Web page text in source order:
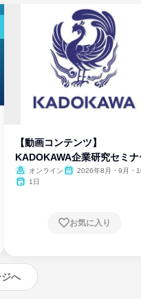
【動画コンテンツ】
KADOKAWA企業研究セミナ
オンライン
2026年8月・9月・
1日
お気に入り
ジへ